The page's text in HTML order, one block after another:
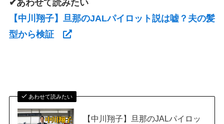
✔あわせて読みたい
【中川翔子】旦那のJALパイロット説は嘘？夫の髪
型から検証
あわせて読みたい
【中川翔子】旦那のJALパイロッ